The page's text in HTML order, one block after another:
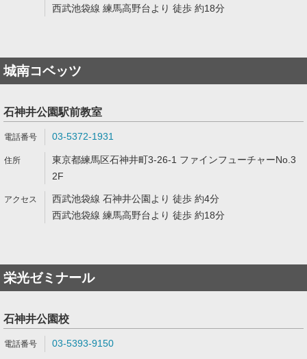
西武池袋線 練馬高野台より 徒歩 約18分
城南コベッツ
石神井公園駅前教室
03-5372-1931
東京都練馬区石神井町3-26-1 ファインフューチャーNo.3
2F
西武池袋線 石神井公園より 徒歩 約4分
西武池袋線 練馬高野台より 徒歩 約18分
栄光ゼミナール
石神井公園校
03-5393-9150